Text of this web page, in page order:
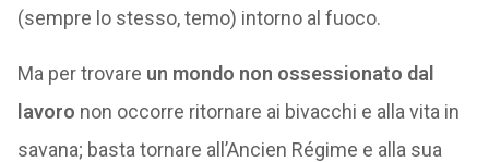
(sempre lo stesso, temo) intorno al fuoco.
Ma per trovare un mondo non ossessionato dal
lavoro non occorre ritornare ai bivacchi e alla vita in
savana; basta tornare all’Ancien Régime e alla sua